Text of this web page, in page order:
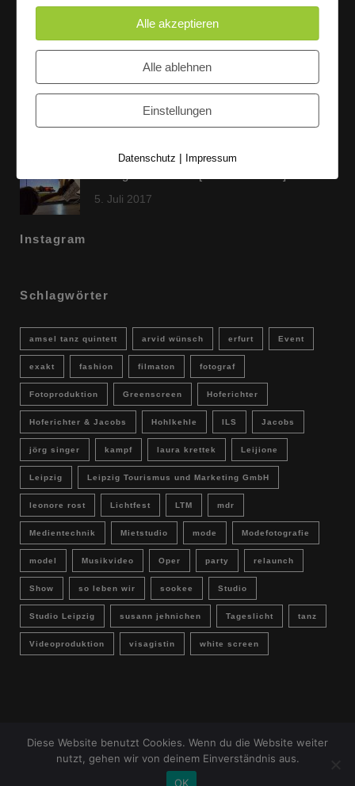
60 Jahre WG UNITAS eG [Scholz & Heinz]
9. Oktober 2017
FLAMINGOCAT Premium Collection [Susann
Jehnichen]
5. Juli 2017
Instagram
Schlagwörter
amsel tanz quintett arvid wünsch erfurt Event
exakt fashion filmaton fotograf
Fotoproduktion Greenscreen Hoferichter
Hoferichter & Jacobs Hohlkehle ILS Jacobs
jörg singer kampf laura krettek Leijione
Leipzig Leipzig Tourismus und Marketing GmbH
leonore rost Lichtfest LTM mdr
Medientechnik Mietstudio mode Modefotografie
model Musikvideo Oper party relaunch
Show so leben wir sookee Studio
Studio Leipzig susann jehnichen Tageslicht tanz
Videoproduktion visagistin white screen
IMPRESSUM & DATENSCHUTZ Buchungsanfrage
Diese Website benutzt Cookies. Wenn du die Website weiter
nutzt, gehen wir von deinem Einverständnis aus.
OK
Alle akzeptieren
Alle ablehnen
Einstellungen
Datenschutz | Impressum